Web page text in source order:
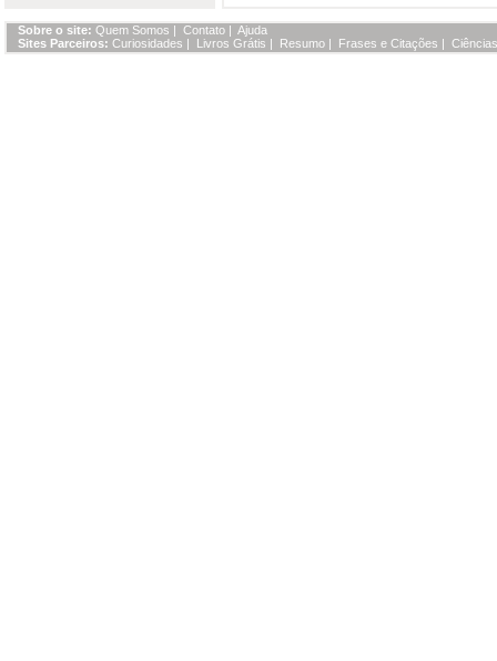
Sobre o site: Quem Somos | Contato | Ajuda
Sites Parceiros: Curiosidades | Livros Grátis | Resumo | Frases e Citações |